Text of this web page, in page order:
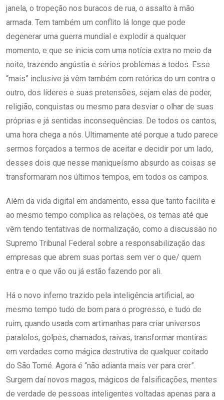
janela, o tropeção nos buracos de rua, o assalto à mão
armada. Tem também um conflito lá longe que pode
degenerar uma guerra mundial e explodir a qualquer
momento, e que se inicia com uma notícia extra no meio da
noite, trazendo angústia e sérios problemas a todos. Esse
“mais” inclusive já vêm também com retórica do um contra o
outro, dos líderes e suas pretensões, sejam elas de poder,
religião, conquistas ou mesmo para desviar o olhar de suas
próprias e já sentidas inconsequências. De todos os cantos,
uma hora chega a nós. Ultimamente até porque a tudo parece
sermos forçados a termos de aceitar e decidir por um lado,
desses dois que nesse maniqueísmo absurdo as coisas se
transformaram nos últimos tempos, em todos os campos.
Além da vida digital em andamento, essa que tanto facilita e
ao mesmo tempo complica as relações, os temas até que
vêm tendo tentativas de normalização, como a discussão no
Supremo Tribunal Federal sobre a responsabilização das
empresas que abrem suas portas sem ver o que/ quem
entra e o que vão ou já estão fazendo por ali.
Há o novo inferno trazido pela inteligência artificial, ao
mesmo tempo tudo de bom para o progresso, e tudo de
ruim, quando usada com artimanhas para criar universos
paralelos, golpes, chamados, raivas, transformar mentiras
em verdades como mágica destrutiva de qualquer coitado
do São Tomé. Agora é “não adianta mais ver para crer”.
Surgem daí novos magos, mágicos de falsificações, mentes
de verdade de pessoas inteligentes voltadas apenas para a